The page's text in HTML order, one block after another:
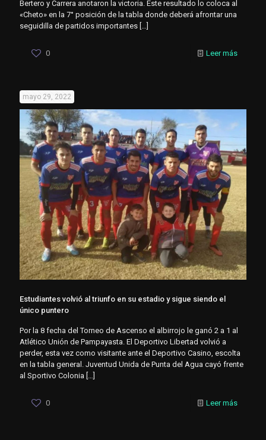
Bertero y Carrera anotaron la victoria. Este resultado lo coloca al
«Cheto» en la 7° posición de la tabla donde deberá afrontar una
seguidilla de partidos importantes […]
0 Leer más
mayo 29, 2022
Estudiantes volvió al triunfo en su estadio y sigue siendo el
único puntero
Por la 8 fecha del Torneo de Ascenso el albirrojo le ganó 2 a 1 al
Atlético Unión de Pampayasta. El Deportivo Libertad volvió a
perder, esta vez como visitante ante el Deportivo Casino, escolta
en la tabla general. Juventud Unida de Punta del Agua cayó frente
al Sportivo Colonia
0 Leer más